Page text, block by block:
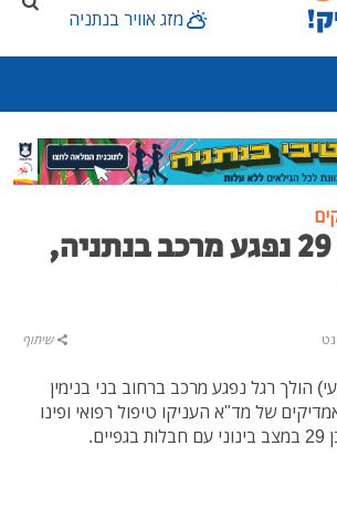
מזג אוויר בנתניה
הולך רגל בן 29 נפגע מרכב בנתניה,
שיתוף
הולך רגל נפגע מרכב ברחוב בני בנימין
של מד"א העניקו טיפול רפואי ופינו